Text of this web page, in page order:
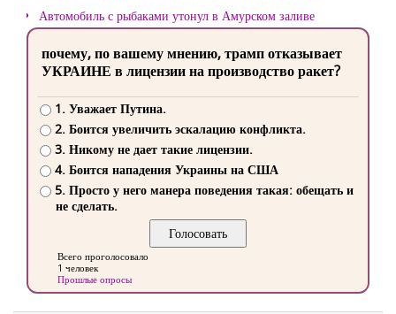
Автомобиль с рыбаками утонул в Амурском заливе
почему, по вашему мнению, трамп отказывает
УКРАИНЕ в лицензии на производство ракет?
1. Уважает Путина.
2. Боится увеличить эскалацию конфликта.
3. Никому не дает такие лицензии.
4. Боится нападения Украины на США
5. Просто у него манера поведения такая: обещать и
не сделать.
Всего проголосовало
1 человек
Прошлые опросы